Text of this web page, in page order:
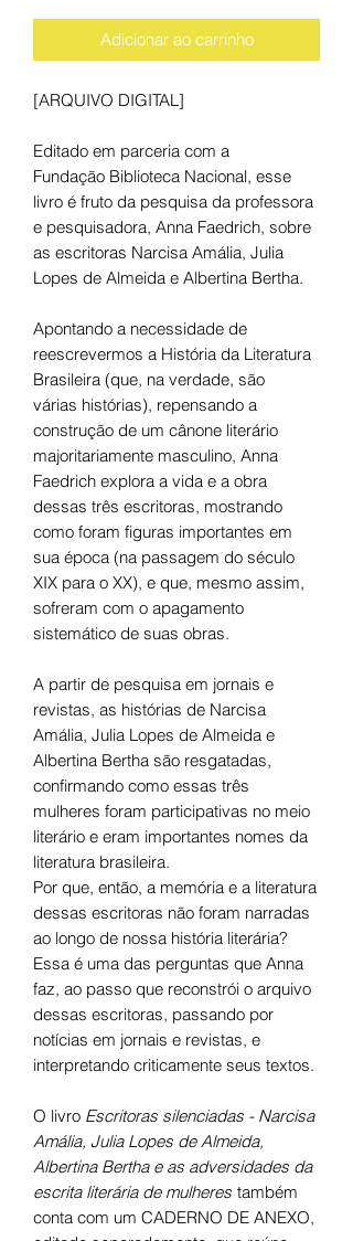
Adicionar ao carrinho
[ARQUIVO DIGITAL]
Editado em parceria com a
Fundação Biblioteca Nacional, esse
livro é fruto da pesquisa da professora
e pesquisadora, Anna Faedrich, sobre
as escritoras Narcisa Amália, Julia
Lopes de Almeida e Albertina Bertha.
Apontando a necessidade de
reescrevermos a História da Literatura
Brasileira (que, na verdade, são
várias histórias), repensando a
construção de um cânone literário
majoritariamente masculino, Anna
Faedrich explora a vida e a obra
dessas três escritoras, mostrando
como foram figuras importantes em
sua época (na passagem do século
XIX para o XX), e que, mesmo assim,
sofreram com o apagamento
sistemático de suas obras.
A partir de pesquisa em jornais e
revistas, as histórias de Narcisa
Amália, Julia Lopes de Almeida e
Albertina Bertha são resgatadas,
confirmando como essas três
mulheres foram participativas no meio
literário e eram importantes nomes da
literatura brasileira.
Por que, então, a memória e a literatura
dessas escritoras não foram narradas
ao longo de nossa história literária?
Essa é uma das perguntas que Anna
faz, ao passo que reconstrói o arquivo
dessas escritoras, passando por
notícias em jornais e revistas, e
interpretando criticamente seus textos.
O livro Escritoras silenciadas - Narcisa
Amália, Julia Lopes de Almeida,
Albertina Bertha e as adversidades da
escrita literária de mulheres também
conta com um CADERNO DE ANEXO,